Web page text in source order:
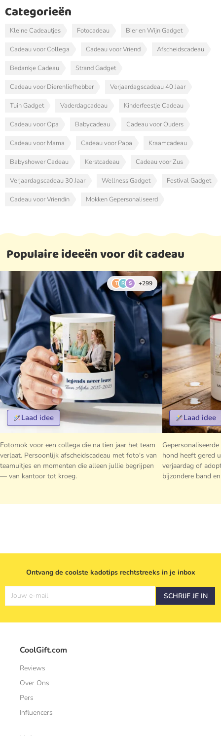
Categorieën
Kleine Cadeautjes Fotocadeau Bier en Wijn Gadget
Cadeau voor Collega Cadeau voor Vriend Afscheidscadeau
Bedankje Cadeau Strand Gadget
Cadeau voor Dierenliefhebber Verjaardagscadeau 40 Jaar
Tuin Gadget Vaderdagcadeau Kinderfeestje Cadeau
Cadeau voor Opa Babycadeau Cadeau voor Ouders
Cadeau voor Mama Cadeau voor Papa Kraamcadeau
Babyshower Cadeau Kerstcadeau Cadeau voor Zus
Verjaardagscadeau 30 Jaar Wellness Gadget Festival Gadget
Cadeau voor Vriendin Mokken Gepersonaliseerd
Populaire ideeën voor dit cadeau
T R S +299
Laad idee
Fotomok voor een collega die na tien jaar het team
verlaat. Persoonlijk afscheidscadeau met foto's van
teamuitjes en momenten die alleen jullie begrijpen
— van kantoor tot kroeg.
Laad idee
hond heeft gered
verjaardag of
bijzondere band
Ontvang de coolste kadotips rechtstreeks in je inbox
Jouw e-mail SCHRIJF JE IN
CoolGift.com
Reviews
Over Ons
Pers
Influencers